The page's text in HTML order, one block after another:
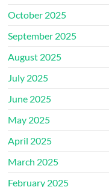
October 2025
September 2025
August 2025
July 2025
June 2025
May 2025
April 2025
March 2025
February 2025